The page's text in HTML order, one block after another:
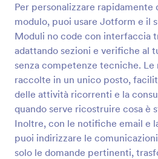
Per personalizzare rapidamente
modulo, puoi usare Jotform e il
Moduli no code con interfaccia
adattando sezioni e verifiche al
senza competenze tecniche. Le
raccolte in un unico posto,
delle attività ricorrenti e la
quando serve ricostruire cosa è
Inoltre, con le notifiche email e
puoi indirizzare le
solo le domande pertinenti,
Modulo Di Ispezione
Raccogli e archivia ispezioni di
sedi, turni e aree controllate
controllo per ispezione pulizia
imprese di pulizie e
Go to Category:
Moduli Liste di Controllo